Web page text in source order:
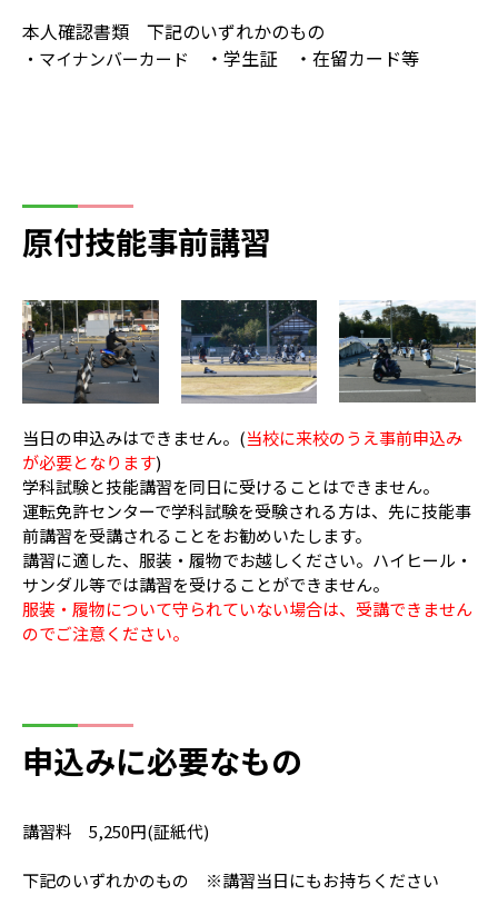
本人確認書類 下記のいずれかのもの
・マイナンバーカード ・学生証 ・在留カード等
原付技能事前講習
当日の申込みはできません。(当校に来校のうえ事前申込み
が必要となります)
学科試験と技能講習を同日に受けることはできません。
運転免許センターで学科試験を受験される方は、先に技能事
前講習を受講されることをお勧めいたします。
講習に適した、服装・履物でお越しください。ハイヒール・
サンダル等では講習を受けることができません。
服装・履物について守られていない場合は、受講できません
のでご注意ください。
申込みに必要なもの
講習料 5,250円(証紙代)
下記のいずれかのもの ※講習当日にもお持ちください